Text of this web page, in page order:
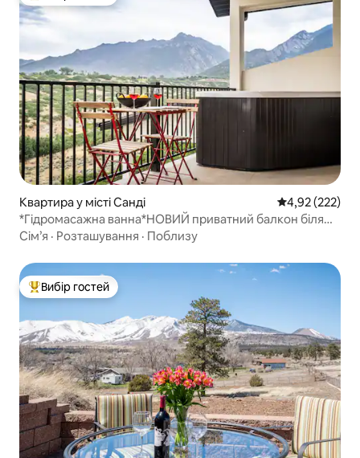
Квартира у місті Санді Середня
4,92 (222)
*Гідромасажна ванна*НОВИЙ приватний балкон біля
лижного курорту
Сім’я · Розташування · Поблизу
Топ вибір гостей
Вибір гостей